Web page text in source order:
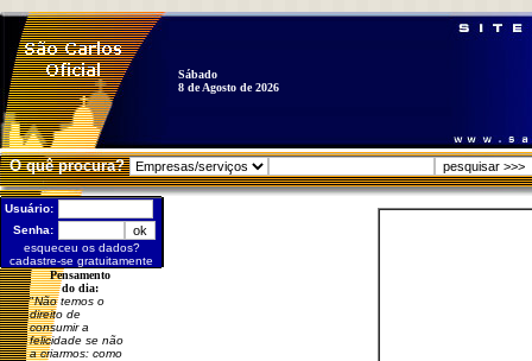
Sábado
8 de Agosto de 2026
O quê procura?
Usuário:
Senha:
esqueceu os dados?
cadastre-se gratuitamente
Pensamento
do dia:
"Não temos o
direito de
consumir a
felicidade se não
a criarmos: como